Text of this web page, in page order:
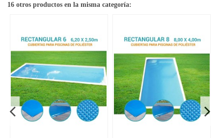
16 otros productos en la misma categoría: